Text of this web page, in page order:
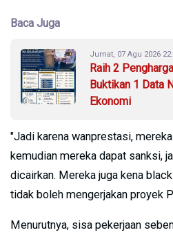
Baca Juga
Jumat, 07 Agu 2026
Raih 2
Buktikan 1 Data
Ekonomi
"Jadi karena wanprestasi,
kemudian mereka dapat sanksi,
dicairkan. Mereka juga kena
tidak boleh mengerjakan proyek
Menurutnya, sisa pekerjaan